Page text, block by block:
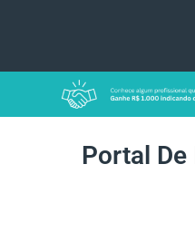
Portal